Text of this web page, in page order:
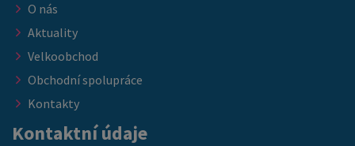
O nás
Aktuality
Velkoobchod
Obchodní spolupráce
Kontakty
Kontaktní údaje